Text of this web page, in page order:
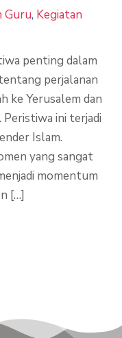
Guru, Kegiatan
penting dalam
perjalanan
ke Yerusalem dan
Peristiwa ini terjadi
Islam.
yang sangat
momentum
[…]